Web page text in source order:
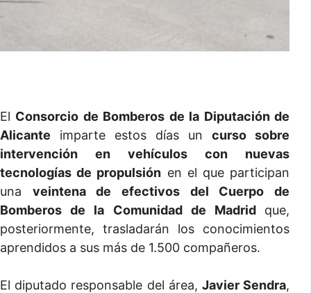
El Consorcio de Bomberos de la Diputación de
Alicante imparte estos días un curso sobre
intervención en vehículos con nuevas
tecnologías de propulsión en el que participan
una veintena de efectivos del Cuerpo de
Bomberos de la Comunidad de Madrid que,
posteriormente, trasladarán los conocimientos
aprendidos a sus más de 1.500 compañeros.
El diputado responsable del área, Javier Sendra,